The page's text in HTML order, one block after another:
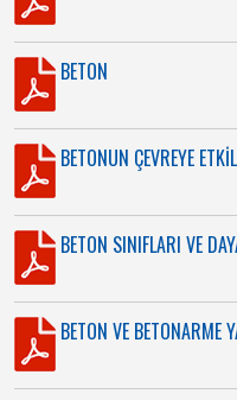
BETON
BETONUN ÇEVREYE
BETON SINIFLARI VE
BETON VE BETONARME